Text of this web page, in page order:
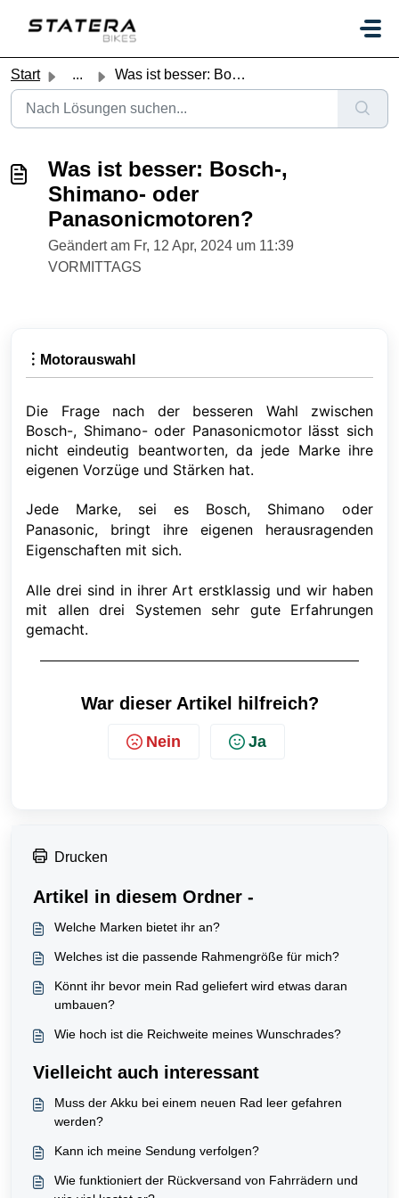
Start ... Was ist besser: Bosch-, Shimano- oder Panasonicmotoren?
Was ist besser: Bosch-,
Shimano- oder
Panasonicmotoren?
Geändert am Fr, 12 Apr, 2024 um 11:39
VORMITTAGS
︙Motorauswahl
Die Frage nach der besseren Wahl zwischen
Bosch-, Shimano- oder Panasonicmotor lässt sich
nicht eindeutig beantworten, da jede Marke ihre
eigenen Vorzüge und Stärken hat.
Jede Marke, sei es Bosch, Shimano oder
Panasonic, bringt ihre eigenen herausragenden
Eigenschaften mit sich.
Alle drei sind in ihrer Art erstklassig und wir haben
mit allen drei Systemen sehr gute Erfahrungen
gemacht.
War dieser Artikel hilfreich?
Nein Ja
Drucken
Artikel in diesem Ordner -
Welche Marken bietet ihr an?
Welches ist die passende Rahmengröße für mich?
Könnt ihr bevor mein Rad geliefert wird etwas daran
umbauen?
Wie hoch ist die Reichweite meines Wunschrades?
Vielleicht auch interessant
Muss der Akku bei einem neuen Rad leer gefahren
werden?
Kann ich meine Sendung verfolgen?
Wie funktioniert der Rückversand von Fahrrädern und